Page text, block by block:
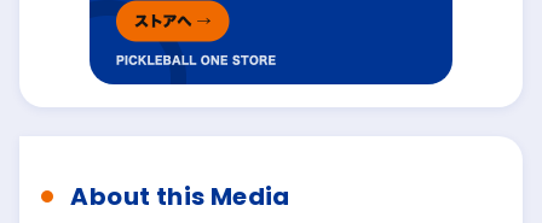
About this Media